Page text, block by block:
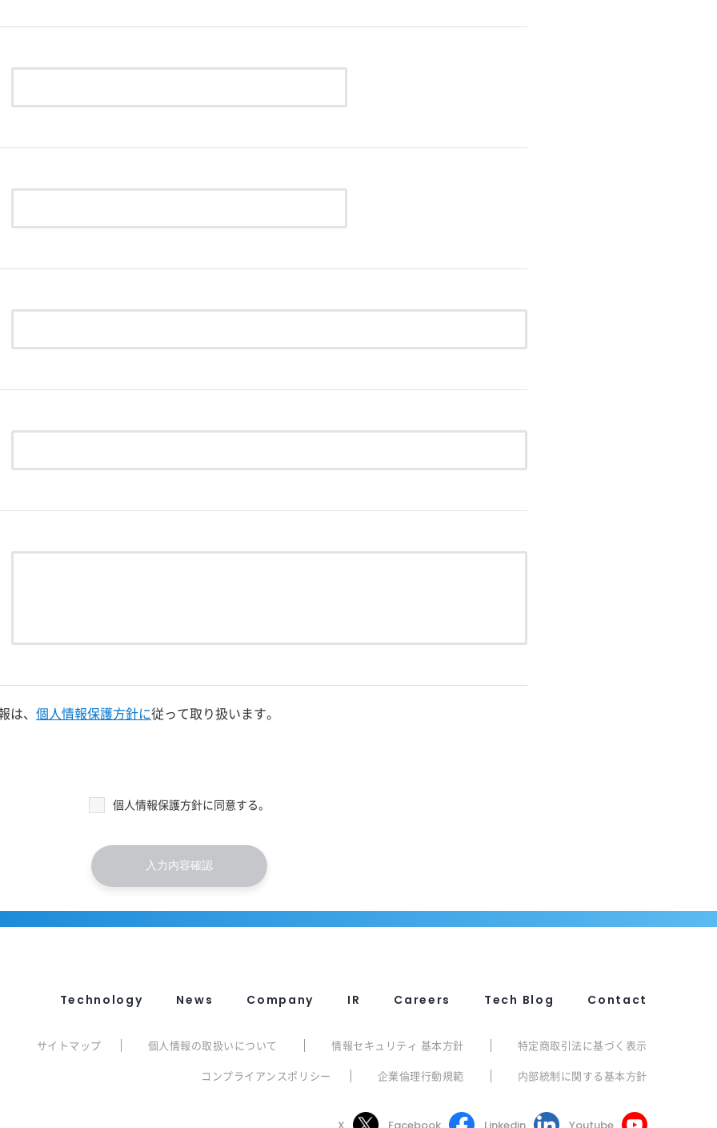
、 個人情報保護方針に従って取り扱います。
個人情報保護方針に同意する。
Technology News Company IR Careers Tech Blog Contact
サイトマップ 個人情報の取扱いについて 情報セキュリティ 基本方針
特定商取引法に基づく表示
コンプライアンスポリシー
企業倫理行動規範 内部統制に関する基本方針